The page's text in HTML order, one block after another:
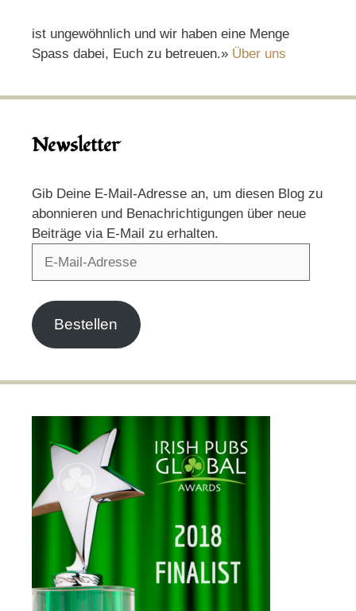
ist ungewöhnlich und wir haben eine Menge
Spass dabei, Euch zu betreuen.» Über uns
Newsletter
Gib Deine E-Mail-Adresse an, um diesen Blog zu
abonnieren und Benachrichtigungen über neue
Beiträge via E-Mail zu erhalten.
Bestellen